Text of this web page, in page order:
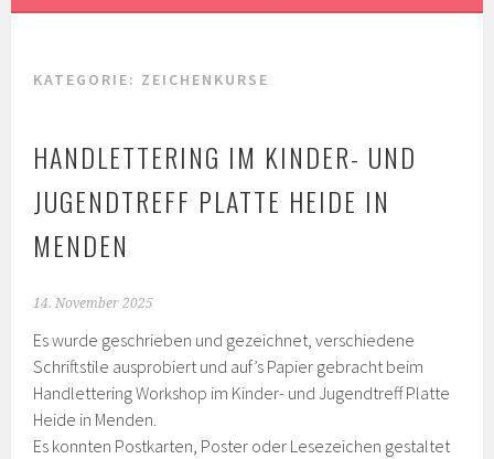
KATEGORIE: ZEICHENKURSE
HANDLETTERING IM KINDER- UND
JUGENDTREFF PLATTE HEIDE IN
MENDEN
14. November 2025
Es wurde geschrieben und gezeichnet, verschiedene
Schriftstile ausprobiert und auf’s Papier gebracht beim
Handlettering Workshop im Kinder- und Jugendtreff Platte
Heide in Menden.
Es konnten Postkarten, Poster oder Lesezeichen gestaltet